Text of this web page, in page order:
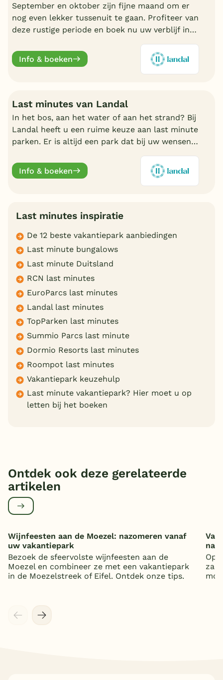
September en oktober zijn fijne maand om er
nog even lekker tussenuit te gaan. Profiteer van
deze rustige periode en boek nu uw verblijf in
Info & boeken
Last minutes van Landal
In het bos, aan het water of aan het strand? Bij
Landal heeft u een ruime keuze aan last minute
parken. Er is altijd een park dat bij uw wensen
online.
Info & boeken
Last minutes inspiratie
De 12 beste vakantiepark aanbiedingen
Last minute bungalows
Last minute Duitsland
RCN last minutes
EuroParcs last minutes
Landal last minutes
TopParken last minutes
Summio Parcs last minute
Dormio Resorts last minutes
Roompot last minutes
Vakantiepark keuzehulp
Last minute vakantiepark? Hier moet u op
letten bij het boeken
Ontdek ook deze gerelateerde
artikelen
Wijnfeesten aan de Moezel: nazomeren vanaf
uw vakantiepark
Bezoek de sfeervolste wijnfeesten aan de
Moezel en combineer ze met een vakantiepark
in de Moezelstreek of Eifel. Ontdek onze tips.
Op